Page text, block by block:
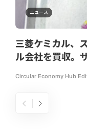
ニュース
三菱ケミカル、
ル会社を買収。
Circular Economy Hub